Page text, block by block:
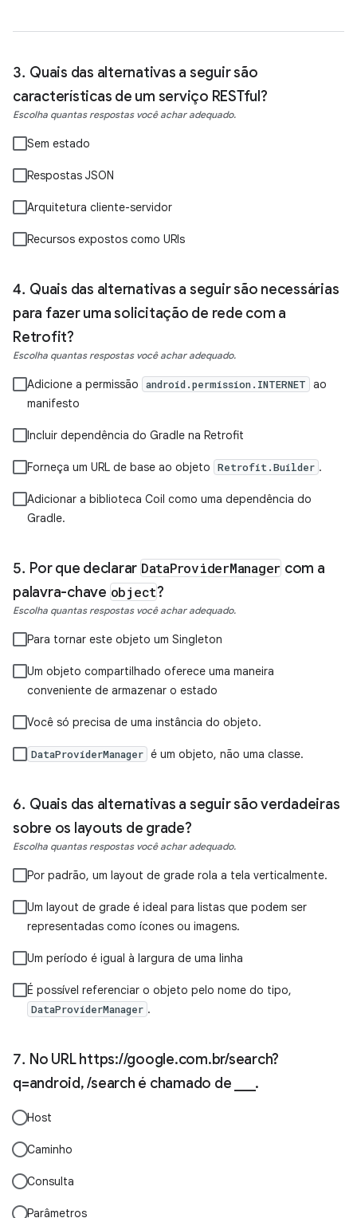
Quais das alternativas a seguir são
características de um serviço RESTful?
Escolha quantas respostas você achar adequado.
Sem estado
Respostas JSON
Arquitetura cliente-servidor
Recursos expostos como URIs
Quais das alternativas a seguir são necessárias
para fazer uma solicitação de rede com a
Retrofit?
Escolha quantas respostas você achar adequado.
Adicione a permissão android.permission.INTERNET
ao
manifesto
Incluir dependência do Gradle na Retrofit
Forneça um URL de base ao objeto Retrofit.Builder .
Adicionar a biblioteca Coil como uma dependência do
Gradle.
Por que declarar DataProviderManager com a
palavra-chave object?
Escolha quantas respostas você achar adequado.
Para tornar este objeto um Singleton
Um objeto compartilhado oferece uma maneira
conveniente de armazenar o estado
Você só precisa de uma instância do objeto.
DataProviderManager é um objeto, não uma classe.
Quais das alternativas a seguir são verdadeiras
sobre os layouts de grade?
Escolha quantas respostas você achar adequado.
Por padrão, um layout de grade rola a tela verticalmente.
Um layout de grade é ideal para listas que podem ser
representadas como ícones ou imagens.
Um período é igual à largura de uma linha
É possível referenciar o objeto pelo nome do tipo,
DataProviderManager .
No URL https://google.com.br/search?
q=android, /search é chamado de ___.
Host
Caminho
Consulta
Parâmetros